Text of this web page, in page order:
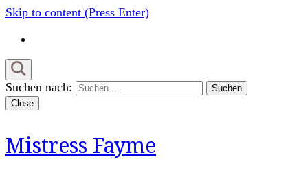
Skip to content (Press Enter)
Suchen nach:
Close
Mistress Fayme